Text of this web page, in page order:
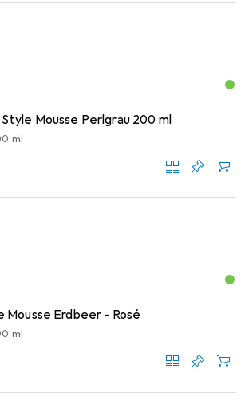
Mousse Perlgrau 200 ml
ml
Mousse Erdbeer - Rosé
ml